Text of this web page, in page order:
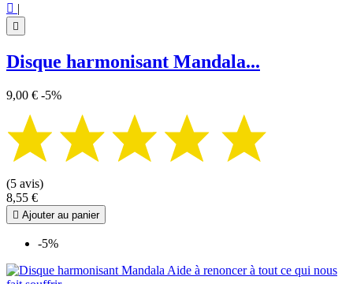
 |

Disque harmonisant Mandala...
9,00 € -5%
(5 avis)
8,55 €
 Ajouter au panier
-5%